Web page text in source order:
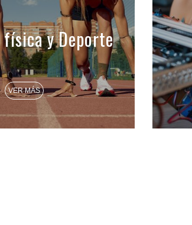
y Deporte
VER MÁS